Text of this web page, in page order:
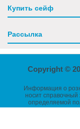
Купить сейф
Рассылка
Copyright ©
Информация о
носит
определяемой